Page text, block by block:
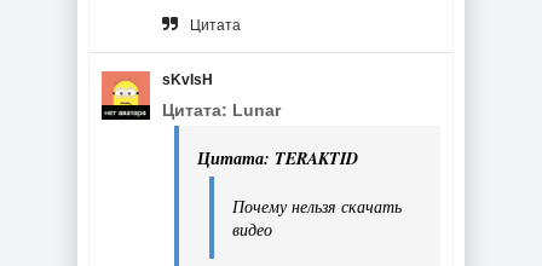
Цитата
sKvIsH
Цитата: Lunar
Цитата: TERAKTID
Почему нельзя скачать
видео